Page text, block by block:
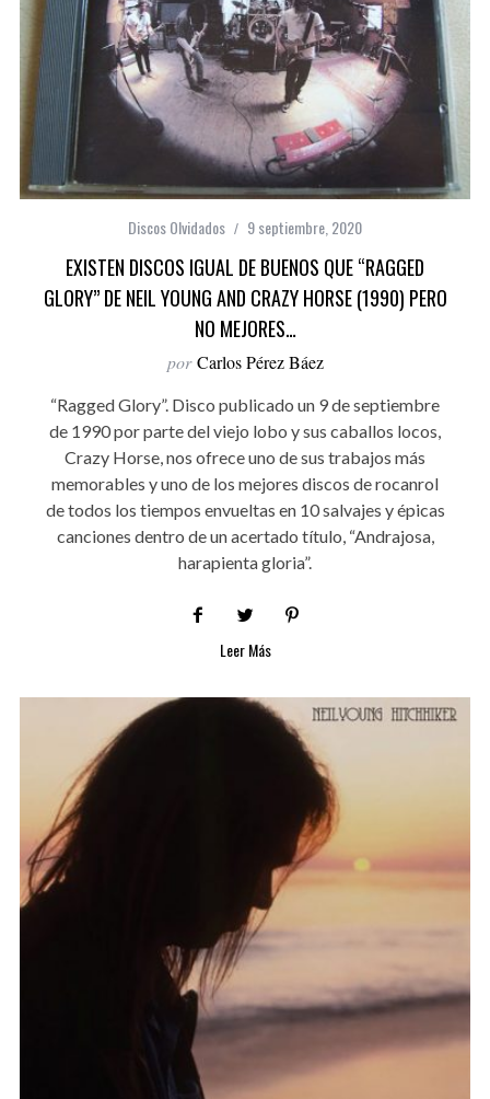
Discos Olvidados 9 septiembre, 2020
EXISTEN DISCOS IGUAL DE BUENOS QUE “RAGGED
GLORY” DE NEIL YOUNG AND CRAZY HORSE (1990) PERO
NO MEJORES…
por Carlos Pérez Báez
“Ragged Glory”. Disco publicado un 9 de septiembre
de 1990 por parte del viejo lobo y sus caballos locos,
Crazy Horse, nos ofrece uno de sus trabajos más
memorables y uno de los mejores discos de rocanrol
de todos los tiempos envueltas en 10 salvajes y épicas
canciones dentro de un acertado título, “Andrajosa,
harapienta gloria”.
Leer Más